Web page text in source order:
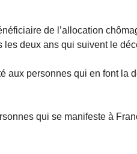
de l’allocation
les deux ans qui suivent le
aux personnes qui en font
qui se manifeste à